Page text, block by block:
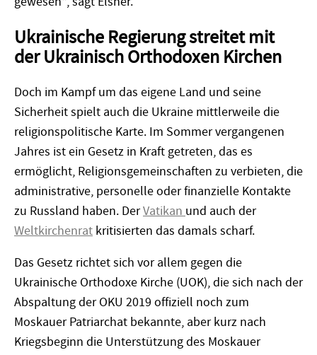
Ukrainische Regierung streitet mit
der Ukrainisch Orthodoxen Kirchen
Doch im Kampf um das eigene Land und seine
Sicherheit spielt auch die Ukraine mittlerweile die
religionspolitische Karte. Im Sommer vergangenen
Jahres ist ein Gesetz in Kraft getreten, das es
ermöglicht, Religionsgemeinschaften zu verbieten, die
administrative, personelle oder finanzielle Kontakte
zu Russland haben. DerVatikan und auch der
Weltkirchenrat kritisierten das damals scharf.
Das Gesetz richtet sich vor allem gegen die
Ukrainische Orthodoxe Kirche (UOK), die sich nach der
Abspaltung der OKU 2019 offiziell noch zum
Moskauer Patriarchat bekannte, aber kurz nach
Kriegsbeginn die Unterstützung des Moskauer